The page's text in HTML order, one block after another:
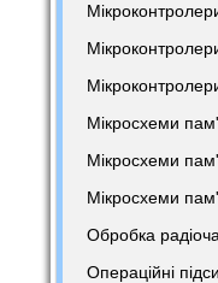
Мікросхеми
Мікросхеми
Мікросхеми
Обробка
Операційні